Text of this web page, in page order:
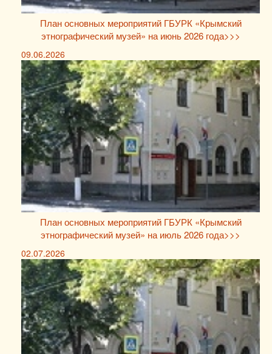
План основных мероприятий ГБУРК «Крымский
этнографический музей» на июнь 2026 года>>>
09.06.2026
План основных мероприятий ГБУРК «Крымский
этнографический музей» на июль 2026 года>>>
02.07.2026